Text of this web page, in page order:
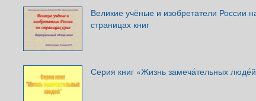
Великие учёные и изобретатели России
страницах книг
Серия книг «Жизнь замеча́тельных